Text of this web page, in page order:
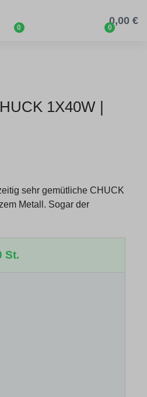
0 0
0,00 €
1X40W |
sehr gemütliche CHUCK
Metall. Sogar der
St.